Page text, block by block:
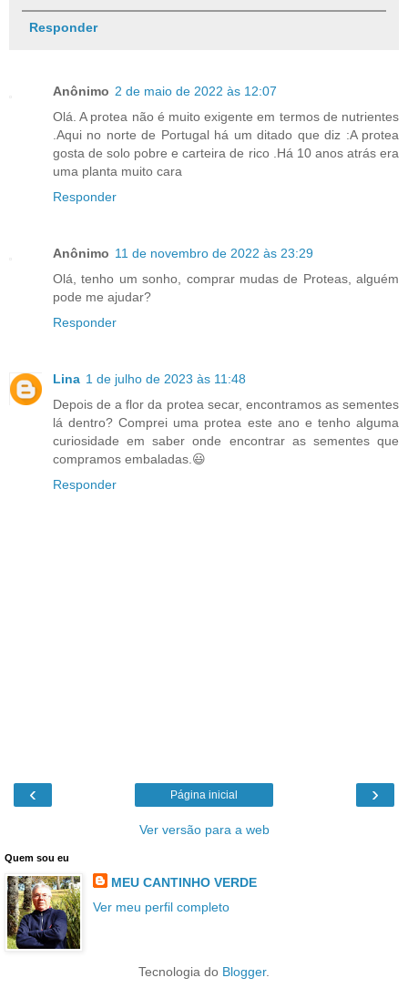
Responder
Anônimo 2 de maio de 2022 às 12:07
Olá. A protea não é muito exigente em termos de nutrientes
.Aqui no norte de Portugal há um ditado que diz :A protea
gosta de solo pobre e carteira de rico .Há 10 anos atrás era
uma planta muito cara
Responder
Anônimo 11 de novembro de 2022 às 23:29
Olá, tenho um sonho, comprar mudas de Proteas, alguém
pode me ajudar?
Responder
Lina 1 de julho de 2023 às 11:48
Depois de a flor da protea secar, encontramos as sementes
lá dentro? Comprei uma protea este ano e tenho alguma
curiosidade em saber onde encontrar as sementes que
compramos embaladas.😃
Responder
‹ ›
Página inicial
Ver versão para a web
Quem sou eu
MEU CANTINHO VERDE
Ver meu perfil completo
Tecnologia do Blogger.